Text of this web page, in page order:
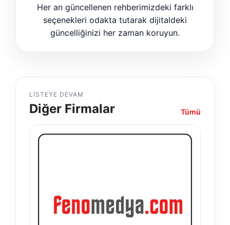
Her an güncellenen rehberimizdeki farklı
seçenekleri odakta tutarak dijitaldeki
güncelliğinizi her zaman koruyun.
LISTEYE DEVAM
Diğer Firmalar Tümü